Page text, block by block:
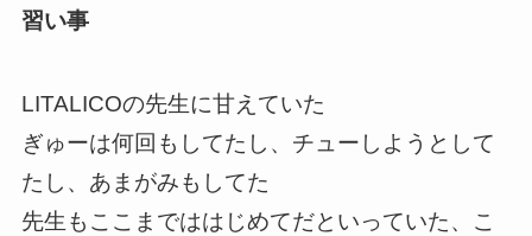
習い事
LITALICOの先生に甘えていた
ぎゅーは何回もしてたし、チューしようとして
たし、あまがみもしてた
先生もここまでははじめてだといっていた、こ